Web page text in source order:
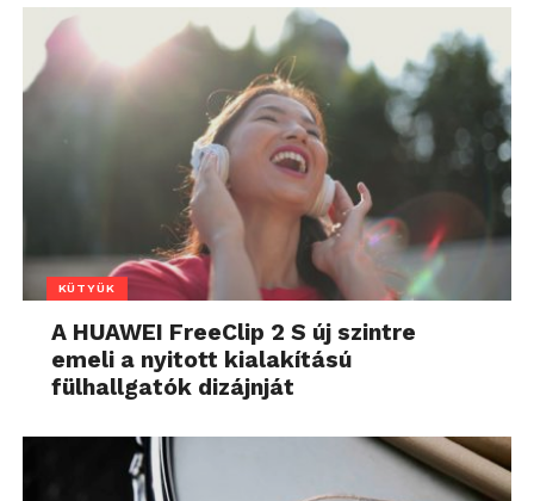
KÜTYÜK
A HUAWEI FreeClip 2 S új szintre
emeli a nyitott kialakítású
fülhallgatók dizájnját